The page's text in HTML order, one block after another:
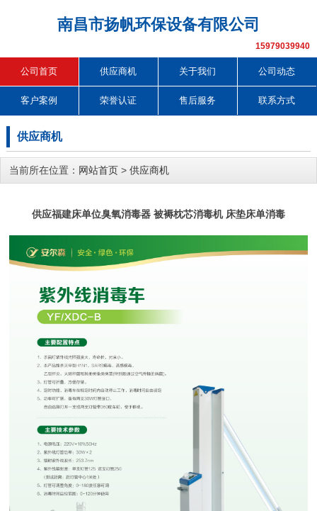
南昌市扬帆环保设备有限公司
15979039940
公司首页 供应商机 关于我们 公司动态
客户案例 荣誉认证 售后服务 联系方式
供应商机
当前所在位置： 网站首页 > 供应商机
供应福建床单位臭氧消毒器 被褥枕芯消毒机 床垫床单消毒